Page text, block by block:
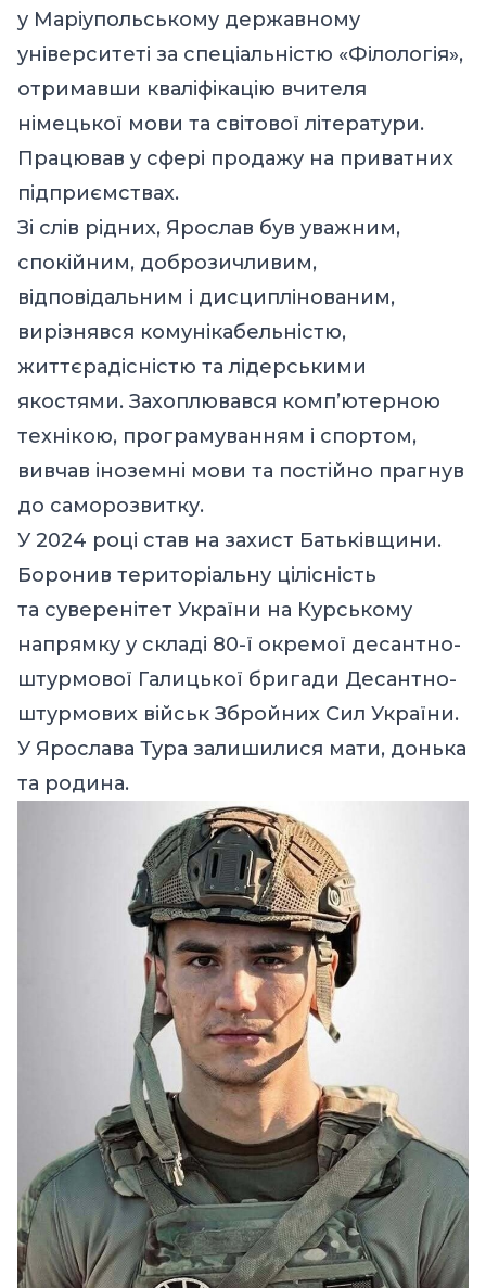
у Маріупольському державному
університеті за спеціальністю «Філологія»,
отримавши кваліфікацію вчителя
німецької мови та світової літератури.
Працював у сфері продажу на приватних
підприємствах.
Зі слів рідних, Ярослав був уважним,
спокійним, доброзичливим,
відповідальним і дисциплінованим,
вирізнявся комунікабельністю,
життєрадісністю та лідерськими
якостями. Захоплювався комп’ютерною
технікою, програмуванням і спортом,
вивчав іноземні мови та постійно прагнув
до саморозвитку.
У 2024 році став на захист Батьківщини.
Боронив територіальну цілісність
та суверенітет України на Курському
напрямку у складі 80-ї окремої десантно-
штурмової Галицької бригади Десантно-
штурмових військ Збройних Сил України.
У Ярослава Тура залишилися мати, донька
та родина.